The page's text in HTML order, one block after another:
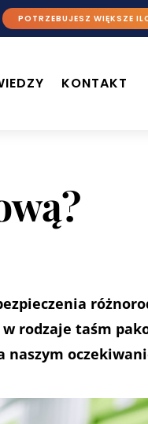
POTRZEBUJESZ WIĘKSZE
KONTAKT
w rodzaje taśm
naszym